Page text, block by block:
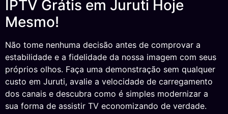
IPTV Grátis em Juruti Hoje
Mesmo!
Não tome nenhuma decisão antes de comprovar a
estabilidade e a fidelidade da nossa imagem com seus
próprios olhos. Faça uma demonstração sem qualquer
custo em Juruti, avalie a velocidade de carregamento
dos canais e descubra como é simples modernizar a
sua forma de assistir TV economizando de verdade.